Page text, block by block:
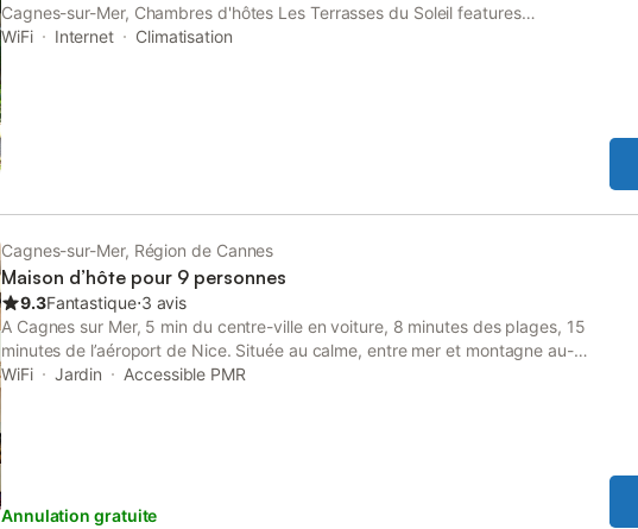
Cagnes-sur-Mer, Chambres d'hôtes Les Terrasses du Soleil features
accommodation with seating area.
WiFi Internet Climatisation
Cagnes-sur-Mer, Région de Cannes
Maison d’hôte pour 9 personnes
9.3Fantastique⋅3 avis
A Cagnes sur Mer, 5 min du centre-ville en voiture, 8 minutes des plages, 15
minutes de l’aéroport de Nice. Située au calme, entre mer et montagne au-
dessus du musée Renoir. Proximité Saint Paul de Vence (Cité médiévale du 12e
360° (montagne et mer, aperçu Cap d’Antibes du portail + espace bureau).
WiFi Jardin Accessible PMR
Annulation gratuite